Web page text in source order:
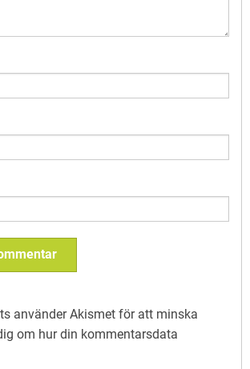
använder Akismet för att minska
om hur din kommentarsdata